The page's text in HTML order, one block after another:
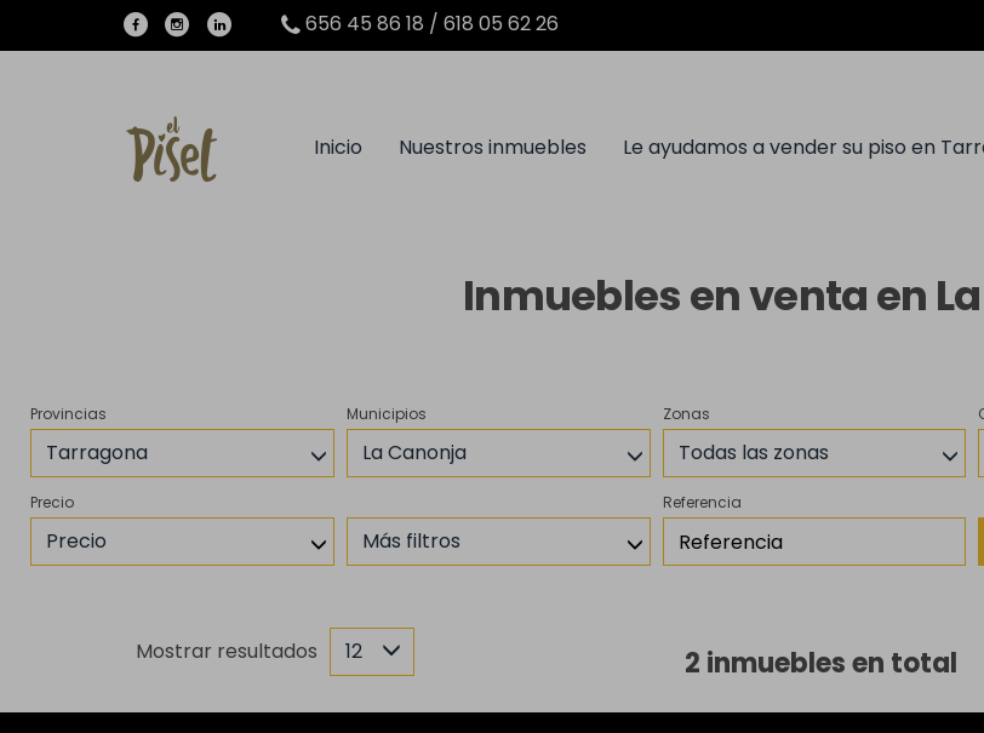
656 45 86 18 / 618 05 62 26
Inicio Nuestros inmuebles Le ayudamos a vender su piso en
Inmuebles en venta en
Provincias
Tarragona
Municipios
La Canonja
Zonas
Todas las zonas
Precio
Precio Más filtros
Referencia
2 inmuebles en total
Mostrar resultados 12